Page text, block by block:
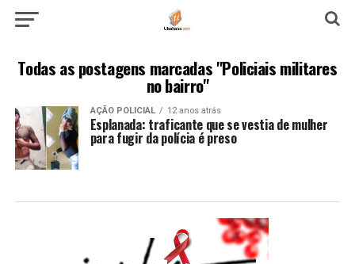
Todas as postagens marcadas "Policiais militares
no bairro"
AÇÃO POLICIAL 12 anos atrás
Esplanada: traficante que se vestia de mulher
para fugir da polícia é preso